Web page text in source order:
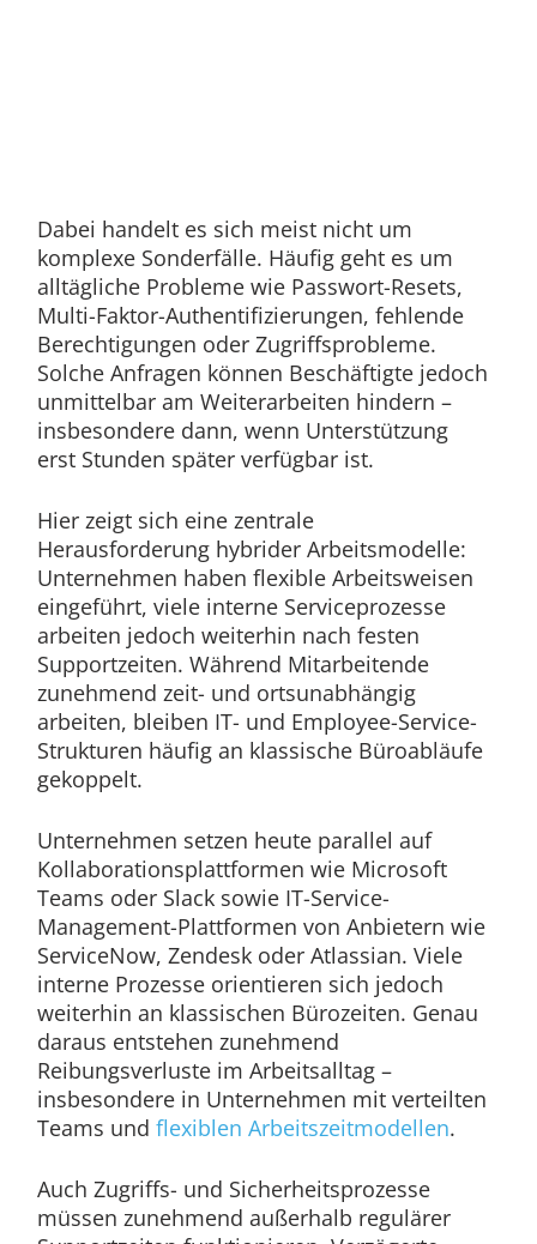
Dabei handelt es sich meist nicht um
komplexe Sonderfälle. Häufig geht es um
alltägliche Probleme wie Passwort-Resets,
Multi-Faktor-Authentifizierungen, fehlende
Berechtigungen oder Zugriffsprobleme.
Solche Anfragen können Beschäftigte jedoch
unmittelbar am Weiterarbeiten hindern –
insbesondere dann, wenn Unterstützung
erst Stunden später verfügbar ist.
Hier zeigt sich eine zentrale
Herausforderung hybrider Arbeitsmodelle:
Unternehmen haben flexible Arbeitsweisen
eingeführt, viele interne Serviceprozesse
arbeiten jedoch weiterhin nach festen
Supportzeiten. Während Mitarbeitende
zunehmend zeit- und ortsunabhängig
arbeiten, bleiben IT- und Employee-Service-
Strukturen häufig an klassische Büroabläufe
gekoppelt.
Unternehmen setzen heute parallel auf
Kollaborationsplattformen wie Microsoft
Teams oder Slack sowie IT-Service-
Management-Plattformen von Anbietern wie
ServiceNow, Zendesk oder Atlassian. Viele
interne Prozesse orientieren sich jedoch
weiterhin an klassischen Bürozeiten. Genau
daraus entstehen zunehmend
Reibungsverluste im Arbeitsalltag –
insbesondere in Unternehmen mit verteilten
Teams und flexiblen Arbeitszeitmodellen.
Auch Zugriffs- und Sicherheitsprozesse
müssen zunehmend außerhalb regulärer